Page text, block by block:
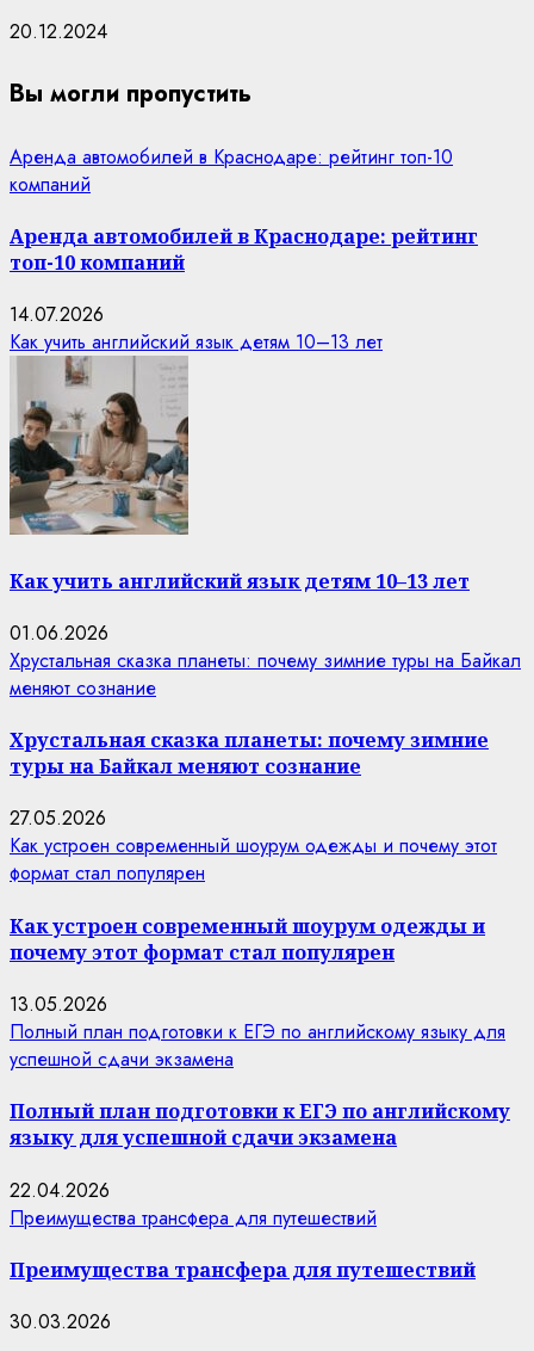
20.12.2024
Вы могли пропустить
Аренда автомобилей в Краснодаре: рейтинг топ-10
компаний
Аренда автомобилей в Краснодаре: рейтинг
топ-10 компаний
14.07.2026
Как учить английский язык детям 10–13 лет
Как учить английский язык детям 10–13 лет
01.06.2026
Хрустальная сказка планеты: почему зимние туры на Байкал
меняют сознание
Хрустальная сказка планеты: почему зимние
туры на Байкал меняют сознание
27.05.2026
Как устроен современный шоурум одежды и почему этот
формат стал популярен
Как устроен современный шоурум одежды и
почему этот формат стал популярен
13.05.2026
Полный план подготовки к ЕГЭ по английскому языку для
успешной сдачи экзамена
Полный план подготовки к ЕГЭ по английскому
языку для успешной сдачи экзамена
22.04.2026
Преимущества трансфера для путешествий
Преимущества трансфера для путешествий
30.03.2026